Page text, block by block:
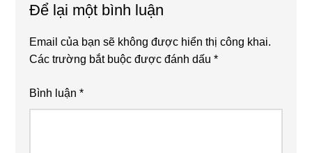
Để lại một bình luận
Email của bạn sẽ không được hiển thị công khai.
Các trường bắt buộc được đánh dấu*
Bình luận*